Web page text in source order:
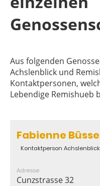
Aus folgenden
Achslenblick und
Kontaktpersonen,
Lebendige Remishueb
Fabienne
Kontaktperson Achslenblick
Adresse
Cunzstrasse 32